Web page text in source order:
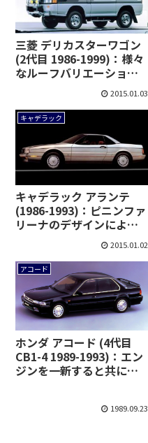
三菱 デリカスターワゴン
(2代目 1986-1999)：様々
なルーフバリエーション
を設定 [P0/1/2/3♯W]2015.01.03
キャデラック
キャデラック アランテ
(1986-1993)：ピニンファ
リーナのデザインによる
2015.01.02
アコード
ホンダ アコード (4代目
CB1-4 1989-1993)：エン
ジンを一新すると共に
1989.09.23